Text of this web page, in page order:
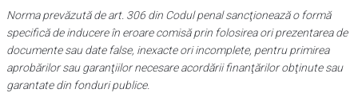
Norma prevăzută de art. 306 din Codul penal sancţionează o formă
specifică de inducere în eroare comisă prin folosirea ori prezentarea de
documente sau date false, inexacte ori incomplete, pentru primirea
aprobărilor sau garanţiilor necesare acordării finanţărilor obţinute sau
garantate din fonduri publice.